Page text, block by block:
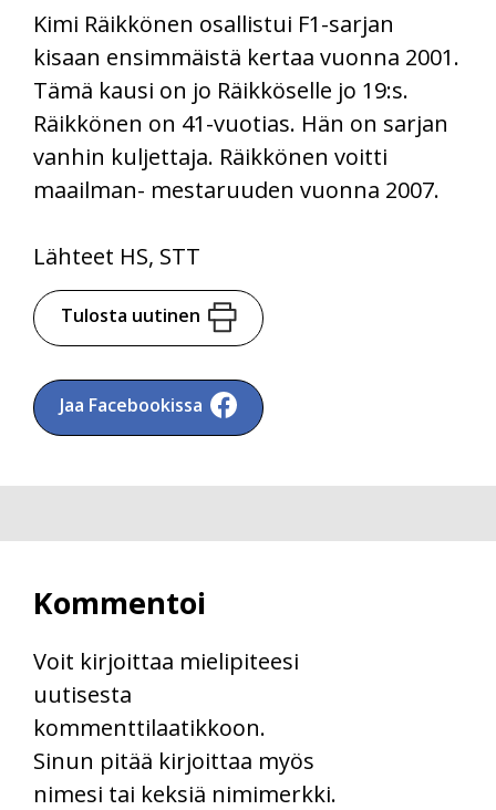
Kimi Räikkönen osallistui F1-sarjan
kisaan ensimmäistä kertaa vuonna 2001.
Tämä kausi on jo Räikköselle jo 19:s.
Räikkönen on 41-vuotias. Hän on sarjan
vanhin kuljettaja. Räikkönen voitti
maailman- mestaruuden vuonna 2007.
Lähteet HS, STT
Tulosta uutinen
Jaa Facebookissa
Kommentoi
Voit kirjoittaa mielipiteesi
uutisesta
kommenttilaatikkoon.
Sinun pitää kirjoittaa myös
nimesi tai keksiä nimimerkki.